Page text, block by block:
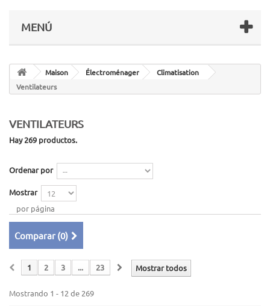
MENÚ
Maison Électroménager
Climatisation
Ventilateurs
VENTILATEURS
Hay 269 productos.
Ordenar por
Mostrar
por página
Comparar (0)
Mostrar todos
1 2 3 ... 23
Mostrando 1 - 12 de 269